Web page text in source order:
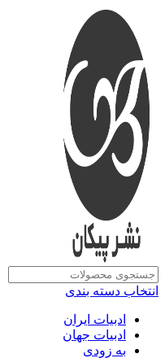
انتخاب دسته بندی
ادبیات ایران
ادبیات جهان
به زودی